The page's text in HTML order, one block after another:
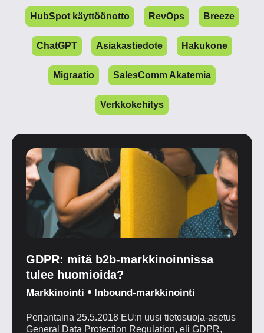
HubSpot käyttöönotto RevOps Breeze
ChatGPT Asiakastiedote Hakukone
Migraatio SalesComm Akatemia
Verkkokehitys
GDPR: mitä b2b-markkinoinnissa
tulee huomioida?
Markkinointi Inbound-markkinointi
Perjantaina 25.5.2018 EU:n uusi tietosuoja-asetus
General Data Protection Regulation, eli GDPR,